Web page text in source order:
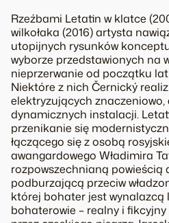
Rzeźbami Letatin w klatce
wilkołaka (2016) artysta
utopijnych rysunków
wyborze przedstawionych na
nieprzerwanie od początku lat
Niektóre z nich Černický
elektryzujących znaczeniowo,
dynamicznych instalacji.
przenikanie się
łączącego się z osobą
awangardowego Władimira
rozpowszechnianą powieścią
podburzającą przeciw
której bohater jest wynalazcą
bohaterowie – realny i